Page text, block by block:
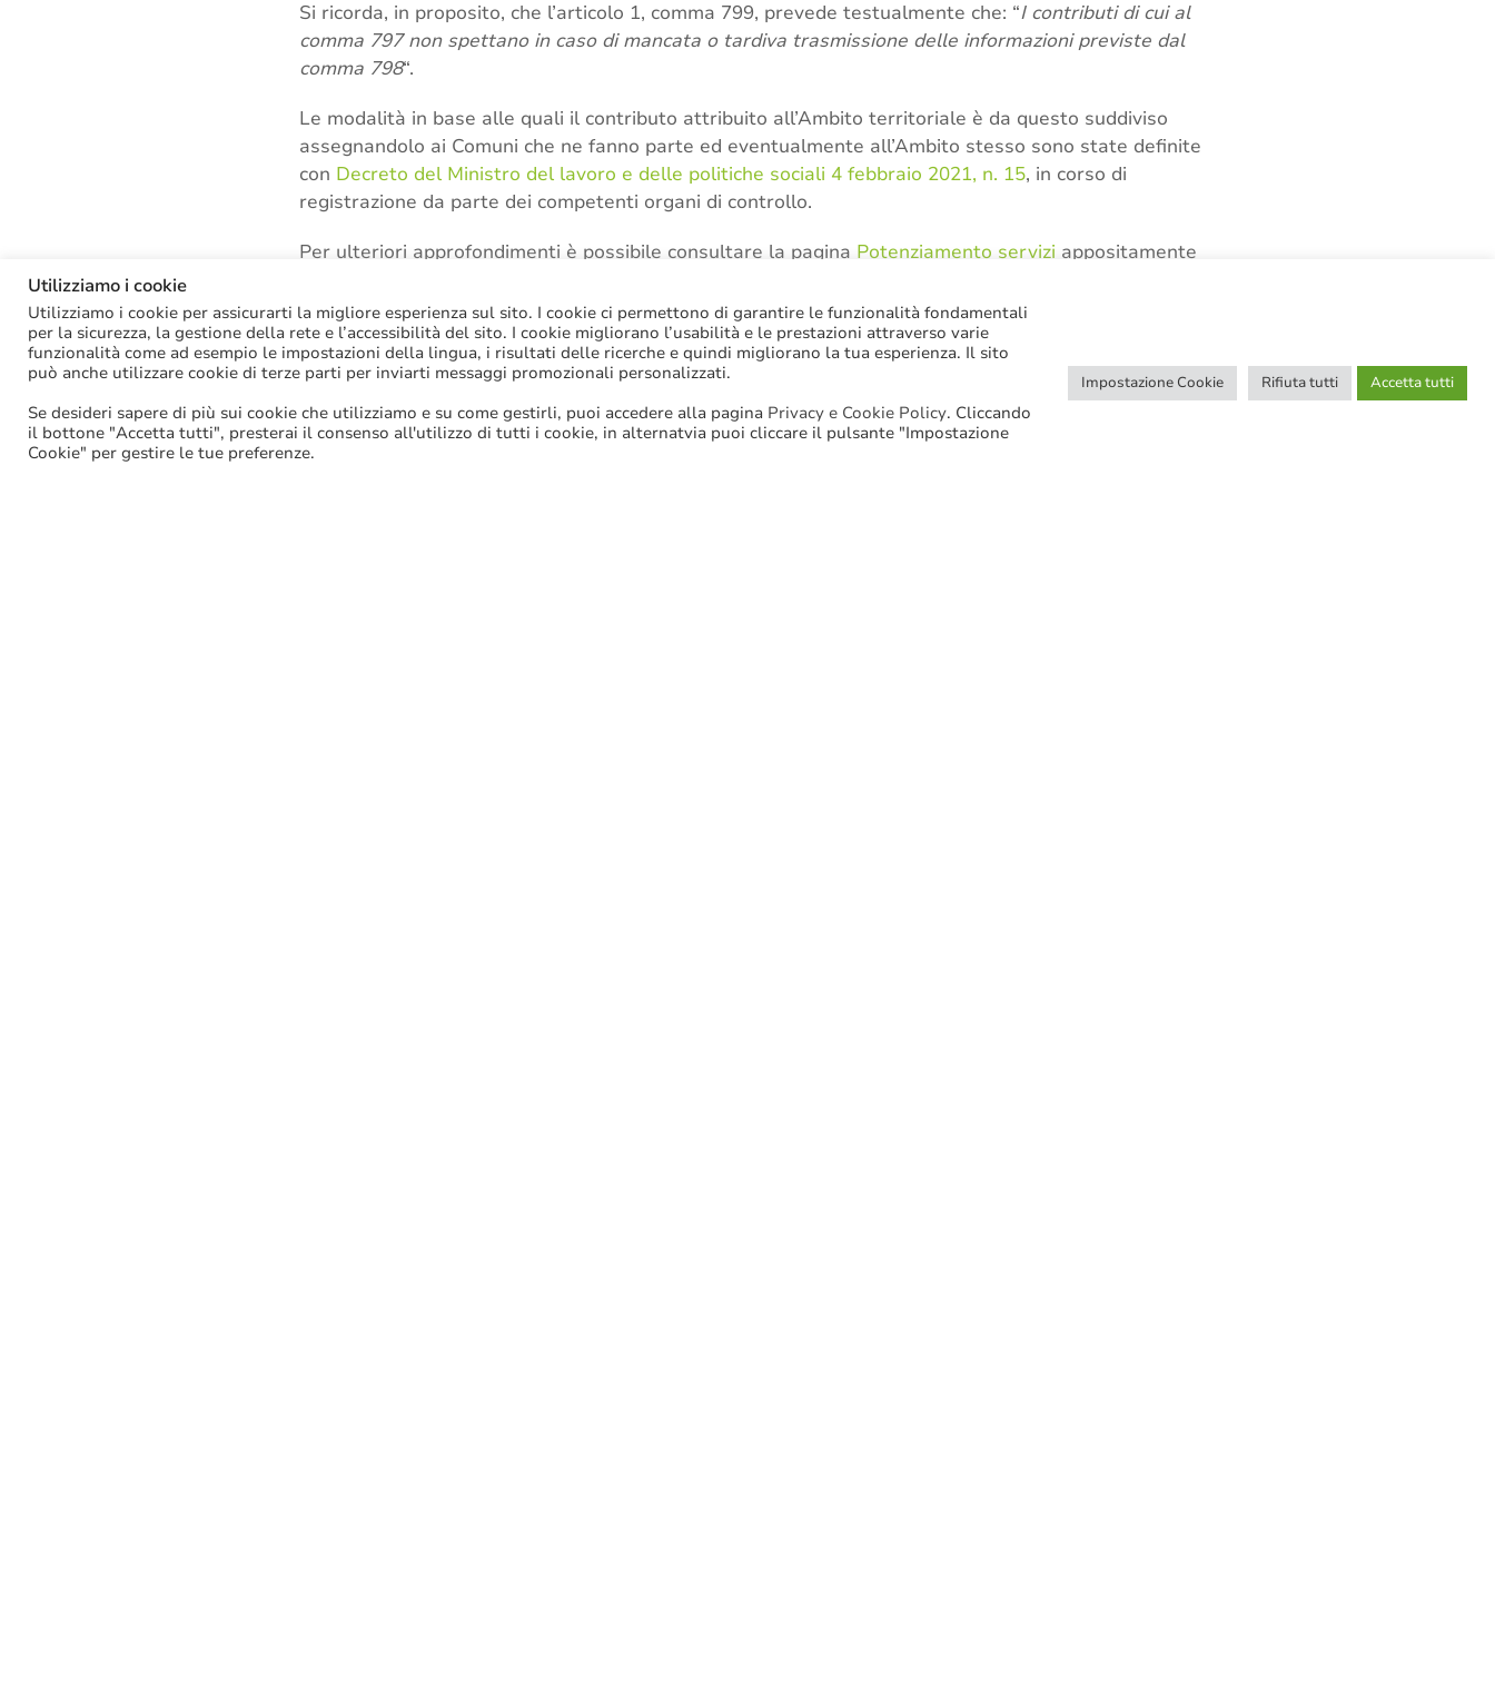
Si ricorda, in proposito, che l’articolo 1, comma 799, prevede testualmente che: “I contributi di cui al
comma 797 non spettano in caso di mancata o tardiva trasmissione delle informazioni previste dal
comma 798“.
Le modalità in base alle quali il contributo attribuito all’Ambito territoriale è da questo suddiviso
assegnandolo ai Comuni che ne fanno parte ed eventualmente all’Ambito stesso sono state definite
con Decreto del Ministro del lavoro e delle politiche sociali 4 febbraio 2021, n. 15, in corso di
registrazione da parte dei competenti organi di controllo.
Per ulteriori approfondimenti è possibile consultare la pagina Potenziamento servizi appositamente
Tags: Assunzioni di personale, Legge di bilancio 2021, Servizi sociali
Utilizziamo i cookie
Utilizziamo i cookie per assicurarti la migliore esperienza sul sito. I cookie ci permettono di garantire le funzionalità fondamentali
per la sicurezza, la gestione della rete e l’accessibilità del sito. I cookie migliorano l’usabilità e le prestazioni attraverso varie
funzionalità come ad esempio le impostazioni della lingua, i risultati delle ricerche e quindi migliorano la tua esperienza. Il sito
può anche utilizzare cookie di terze parti per inviarti messaggi promozionali personalizzati.
Se desideri sapere di più sui cookie che utilizziamo e su come gestirli, puoi accedere alla pagina Privacy e Cookie Policy. Cliccando
il bottone "Accetta tutti", presterai il consenso all'utilizzo di tutti i cookie, in alternatvia puoi cliccare il pulsante "Impostazione
Cookie" per gestire le tue preferenze.
Impostazione Cookie Rifiuta tutti Accetta tutti